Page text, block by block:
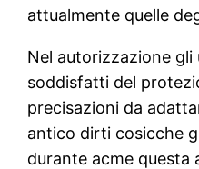
attualmente quelle
Nel autorizzazione
soddisfatti del
precisazioni da
antico dirti cosicche
durante acme questa